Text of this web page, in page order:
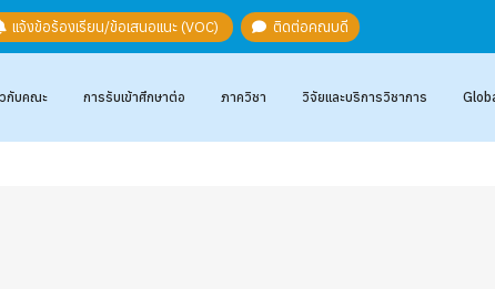
แจ้งข้อร้องเรียน/ข้อเสนอแนะ (VOC) ติดต่อคณบดี
กับคณะ การรับเข้าศึกษาต่อ ภาควิชา วิจัยและบริการวิชาการ